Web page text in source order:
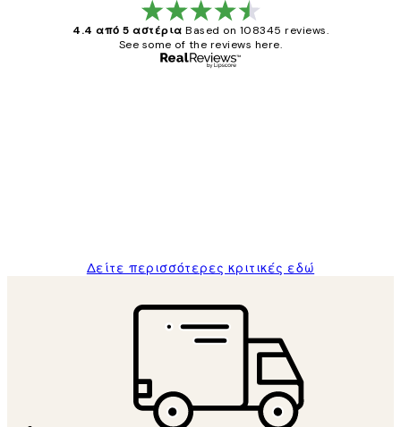
4.4 από 5 αστέρια Based on 108345 reviews.
See some of the reviews here.
Δείτε περισσότερες κριτικές εδώ